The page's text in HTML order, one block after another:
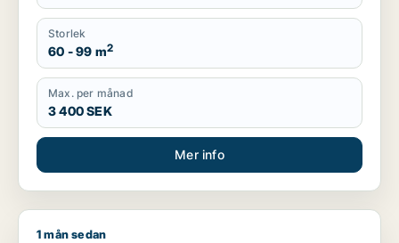
Storlek
60 - 99 m2
Max. per månad
3 400 SEK
Mer info
Mashal söker lager, butik, showroom eller garage för
1 mån sedan